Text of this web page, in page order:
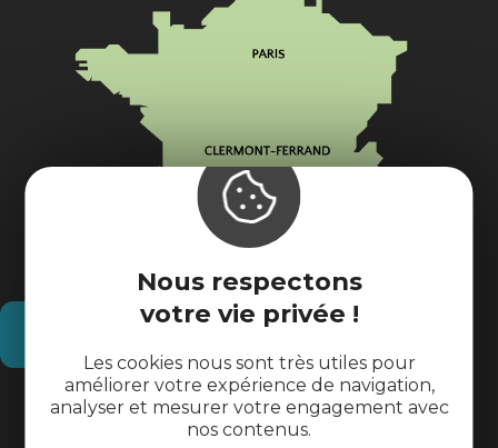
Nous respectons
votre vie privée !
Les cookies nous sont très utiles pour
améliorer votre expérience de navigation,
analyser et mesurer votre engagement avec
nos contenus.
Informations pratiques